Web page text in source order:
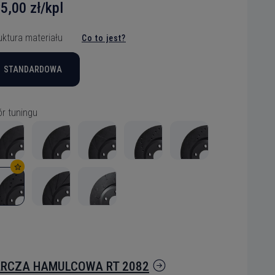
zł/kpl
materiału Co to jest?
STANDARDOWA
tuningu
HAMULCOWA RT 2082
tarcza
tarcza
tarcza
tarcza
tarcza
tarcza
tarcza
tarcza
tarcza
tarcza
tarcza
tarcza